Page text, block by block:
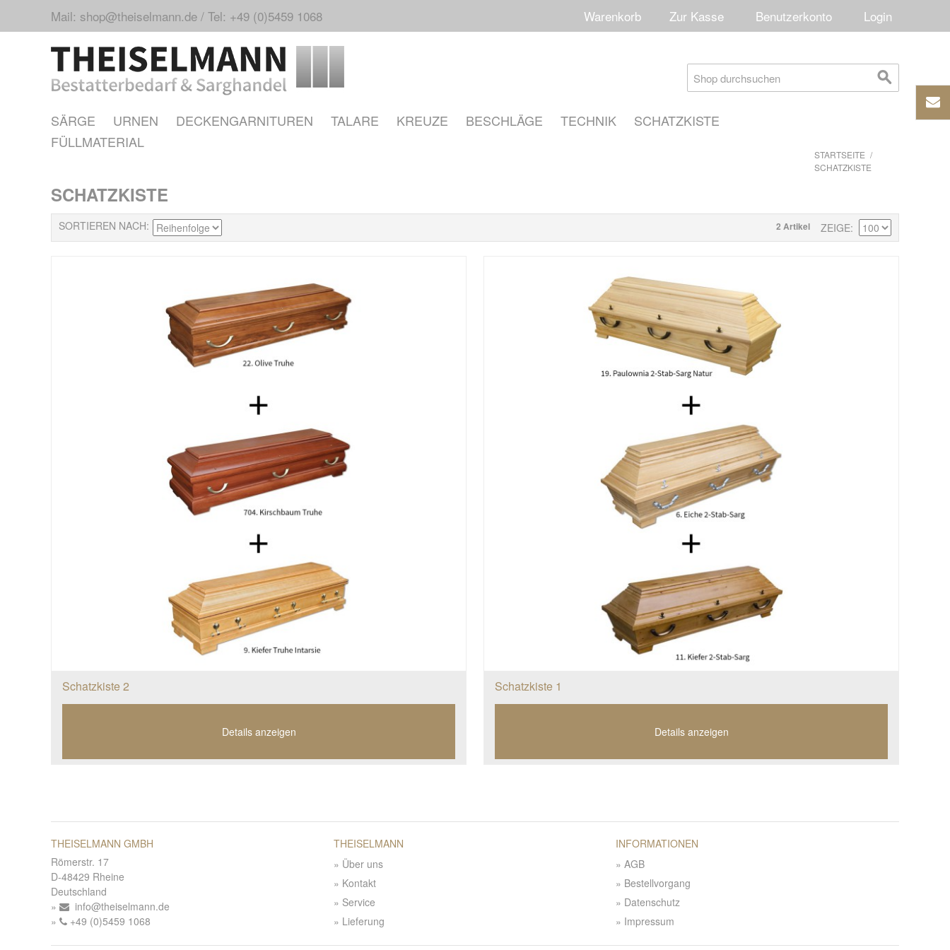
Mail: shop@theiselmann.de / Tel: +49 (0)5459 1068 Warenkorb Zur Kasse Benutzerkonto Login
SÄRGE URNEN DECKENGARNITUREN TALARE KREUZE BESCHLÄGE TECHNIK
SCHATZKISTE
FÜLLMATERIAL
STARTSEITE /
SCHATZKISTE
SCHATZKISTE
SORTIEREN NACH 2 Artikel ZEIGE
Schatzkiste 2
Details anzeigen
Schatzkiste 1
Details anzeigen
THEISELMANN GMBH
Römerstr. 17
D-48429 Rheine
Deutschland
info@theiselmann.de
+49 (0)5459 1068
THEISELMANN
Über uns
Kontakt
Service
Lieferung
INFORMATIONEN
AGB
Bestellvorgang
Datenschutz
Impressum